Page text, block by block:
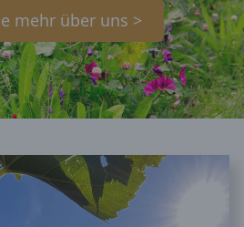
mehr über uns >